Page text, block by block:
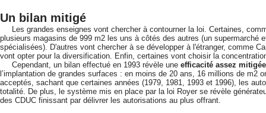
Un bilan mitigé
Les grandes enseignes vont chercher à contourner la loi. Certaines,
plusieurs magasins de 999 m2 les uns à côtés des autres (un supermarché
spécialisées). D'autres vont chercher à se développer à l'étranger, comme
vont opter pour la diversification. Enfin, certaines vont choisir la
Cependant, un bilan effectué en 1993 révèle une efficacité assez
l’implantation de grandes surfaces : en moins de 20 ans, 16 millions de m2
acceptés, sachant que certaines années (1979, 1981, 1993 et 1996), les
totalité. De plus, le système mis en place par la loi Royer se révèle
des CDUC finissant par délivrer les autorisations au plus offrant.